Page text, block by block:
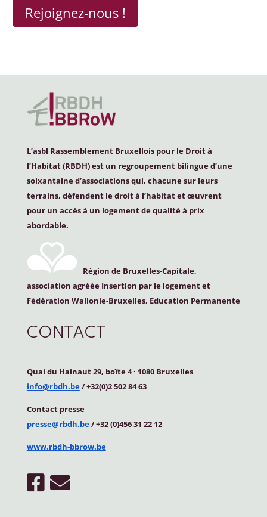
Rejoignez-nous !
L’asbl Rassemblement Bruxellois pour le Droit à
l’Habitat (RBDH) est un regroupement bilingue d’une
soixantaine d’associations qui, chacune sur leurs
terrains, défendent le droit à l’habitat et œuvrent
pour un accès à un logement de qualité à prix
abordable.
Région de Bruxelles-Capitale,
association agréée Insertion par le logement et
Fédération Wallonie-Bruxelles, Education Permanente
CONTACT
Quai du Hainaut 29, boîte 4· 1080 Bruxelles
info@rbdh.be/ +32(0)2 502 84 63
Contact presse
presse@rbdh.be/ +32 (0)456 31 22 12
www.rbdh-bbrow.be